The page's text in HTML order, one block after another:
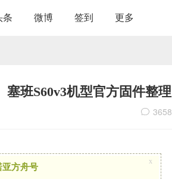
条 微博 签到 更多
塞班S60v3机型官方固件整理
3658
亚方舟号
x